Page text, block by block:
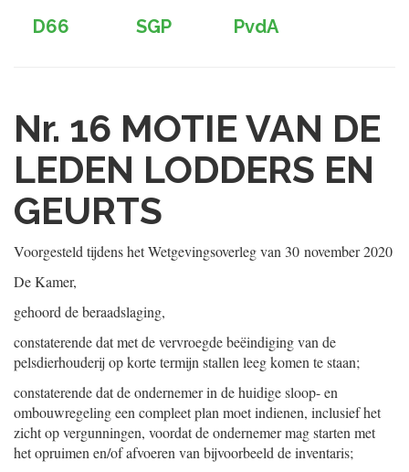
D66
SGP PvdA
Nr. 16 MOTIE VAN DE
LEDEN LODDERS EN
GEURTS
Voorgesteld tijdens het Wetgevingsoverleg van 30 november 2020
De Kamer,
gehoord de beraadslaging,
constaterende dat met de vervroegde beëindiging van de
pelsdierhouderij op korte termijn stallen leeg komen te staan;
constaterende dat de ondernemer in de huidige sloop- en
ombouwregeling een compleet plan moet indienen, inclusief het
zicht op vergunningen, voordat de ondernemer mag starten met
het opruimen en/of afvoeren van bijvoorbeeld de inventaris;